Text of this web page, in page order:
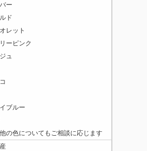
ー
ド
レット
ーピンク
ュ
ブルー
の色についてもご相談に応じます